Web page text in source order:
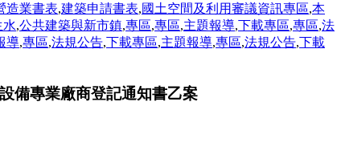
造業書表,建築申請書表,國土空間及利用審議資訊專區,本
水,公共建築與新市鎮,專區,專區,主題報導,下載專區,專區,法
導,專區,法規公告,下載專區,主題報導,專區,法規公告,下載
備專業廠商登記通知書乙案